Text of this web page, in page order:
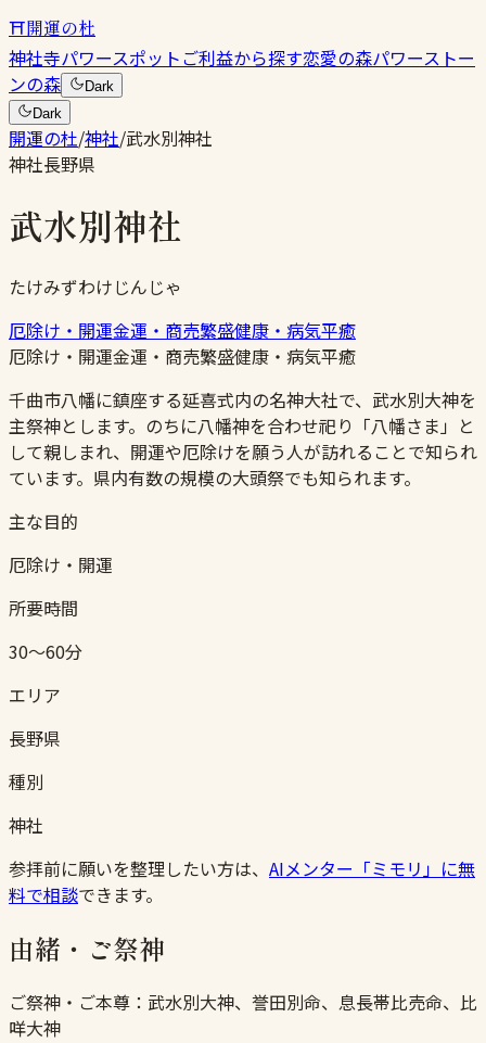
⛩開運の杜
神社寺パワースポットご利益から探す恋愛の森パワーストー
ンの森
Dark
Dark
開運の杜/神社/武水別神社
神社長野県
武水別神社
たけみずわけじんじゃ
厄除け・開運金運・商売繁盛健康・病気平癒
厄除け・開運金運・商売繁盛健康・病気平癒
千曲市八幡に鎮座する延喜式内の名神大社で、武水別大神を
主祭神とします。のちに八幡神を合わせ祀り「八幡さま」と
して親しまれ、開運や厄除けを願う人が訪れることで知られ
ています。県内有数の規模の大頭祭でも知られます。
主な目的
厄除け・開運
所要時間
30〜60分
エリア
長野県
種別
神社
参拝前に願いを整理したい方は、 AIメンター「ミモリ」に無
料で相談できます。
由緒・ご祭神
ご祭神・ご本尊： 武水別大神、誉田別命、息長帯比売命、比
咩大神